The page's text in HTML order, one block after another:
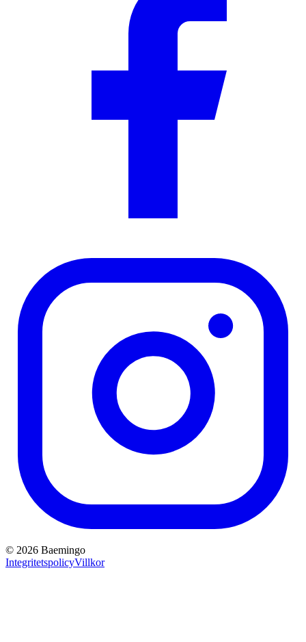
© 2026 Baemingo
IntegritetspolicyVillkor